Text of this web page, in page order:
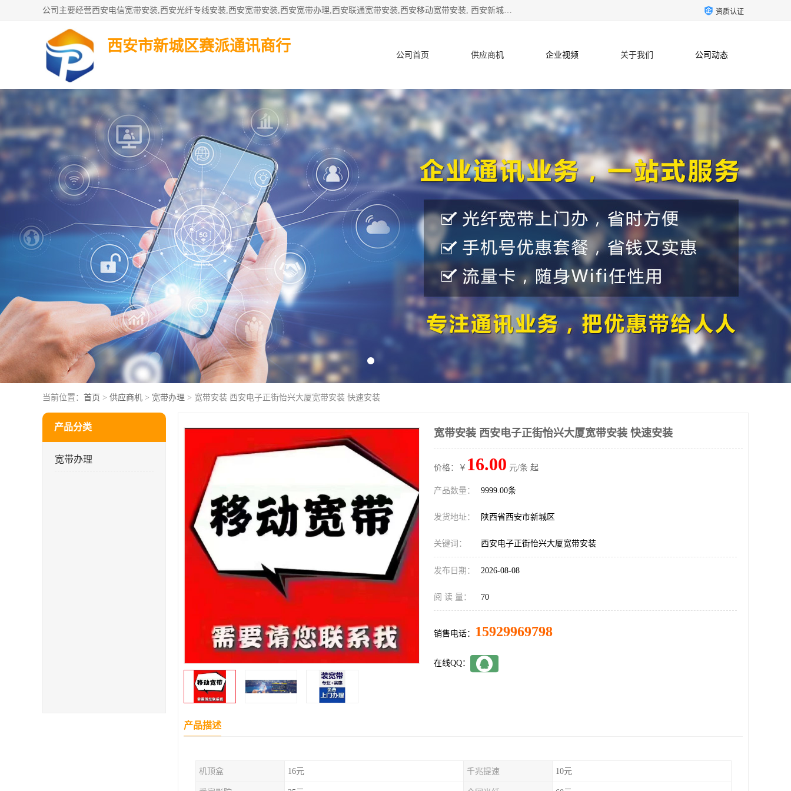
公司主要经营西安电信宽带安装,西安光纤专线安装,西安宽带安装,西安宽带办理,西安联通宽带安装,西安移动宽带安装, 西安新城赛派通讯商行从事西安地区的联通，移动，电信宽带安装，光纤专线安装，宽带办理等业务 资质认证
西安市新城区赛派通讯商行
公司首页 供应商机 企业视频 关于我们 公司动态
产品知识 客户案例 联系方式
当前位置： 首页 > 供应商机 > 宽带办理 > 宽带安装 西安电子正街怡兴大厦宽带安装 快速安装
产品分类
宽带办理
宽带安装 西安电子正街怡兴大厦宽带安装 快速安装
价格：￥ 16.00 元/条 起
产品数量： 9999.00条
发货地址： 陕西省西安市新城区
关键词： 西安电子正街怡兴大厦宽带安装
发布日期： 2026-08-08
阅 读 量： 70
销售电话： 15929969798
在线QQ：
产品描述
机顶盒 16元 千兆提速 10元